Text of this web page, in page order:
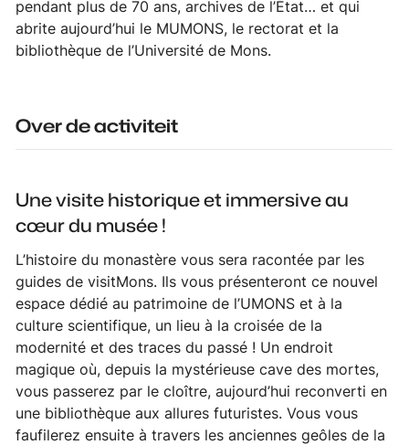
pendant plus de 70 ans, archives de l’État… et qui
abrite aujourd’hui le MUMONS, le rectorat et la
bibliothèque de l’Université de Mons.
Over de activiteit
Une visite historique et immersive au
cœur du musée !
L’histoire du monastère vous sera racontée par les
guides de visitMons. Ils vous présenteront ce nouvel
espace dédié au patrimoine de l’UMONS et à la
culture scientifique, un lieu à la croisée de la
modernité et des traces du passé ! Un endroit
magique où, depuis la mystérieusecave des mortes,
vous passerez par le cloître, aujourd’hui reconverti en
une bibliothèque aux allures futuristes. Vous vous
faufilerez ensuite à travers les anciennes geôles de la